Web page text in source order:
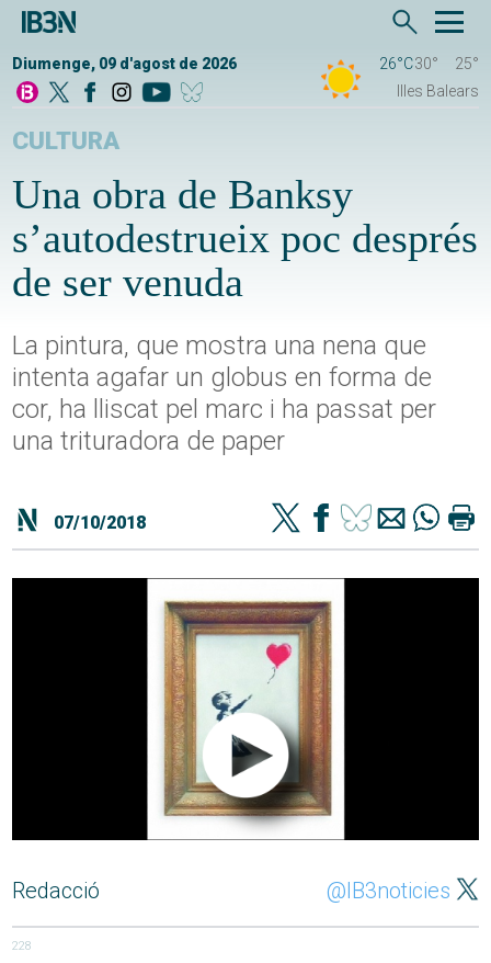
Diumenge, 09 d'agost de 2026 26°C30°
25°
Illes Balears
CULTURA
Una obra de Banksy
s’autodestrueix poc després
de ser venuda
La pintura, que mostra una nena que
intenta agafar un globus en forma de
cor, ha lliscat pel marc i ha passat per
una trituradora de paper
07/10/2018
Redacció @IB3noticies
228